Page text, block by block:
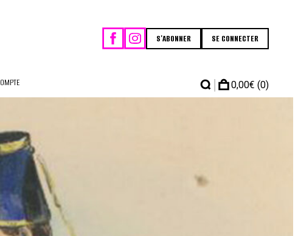
S'ABONNER SE CONNECTER
| 0,00€ (0)